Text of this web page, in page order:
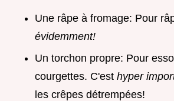
Une râpe à fromage: Pour
évidemment!
Un torchon propre: Pour
courgettes. C'est hyper
les crêpes détrempées!